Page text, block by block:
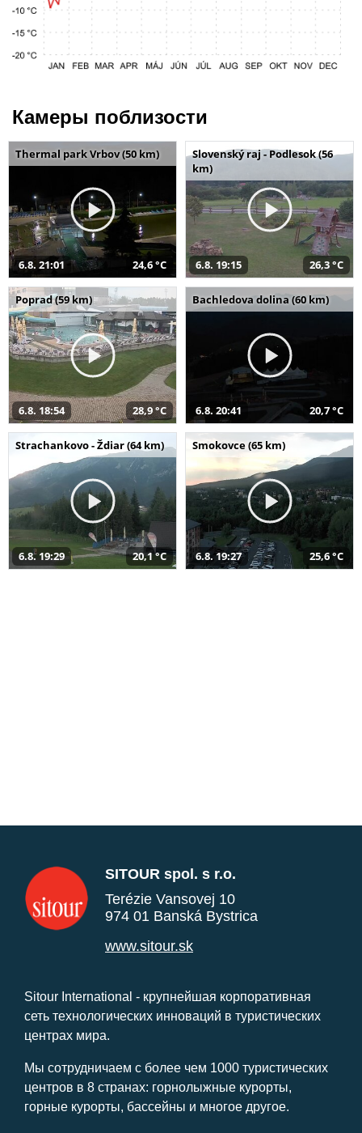
Камеры поблизости
Thermal park Vrbov (50 km)
6.8. 21:01 24,6 °C
Slovenský raj - Podlesok (56
km)
6.8. 19:15 26,3 °C
Poprad (59 km)
6.8. 18:54 28,9 °C
Bachledova dolina (60 km)
6.8. 20:41 20,7 °C
Strachankovo - Ždiar (64 km)
6.8. 19:29 20,1 °C
Smokovce (65 km)
6.8. 19:27 25,6 °C
SITOUR spol. s r.o.
Terézie Vansovej 10
974 01 Banská Bystrica
www.sitour.sk
Sitour International - крупнейшая корпоративная
сеть технологических инноваций в туристических
центрах мира.
Мы сотрудничаем с более чем 1000 туристических
центров в 8 странах: горнолыжные курорты,
горные курорты, бассейны и многое другое.